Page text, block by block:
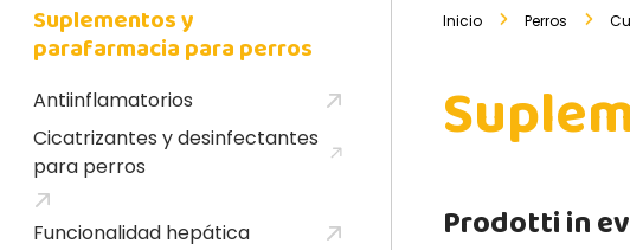
Suplementos y
parafarmacia para perros
Antiinflamatorios
Cicatrizantes y desinfectantes
para perros
Funcionalidad hepática
Inicio Perros
Prodotti in